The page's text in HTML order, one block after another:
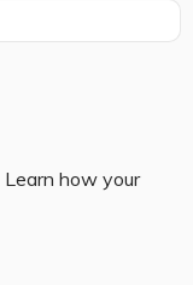
Learn how your